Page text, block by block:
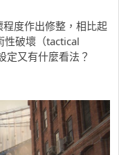
度作出修整，相比起
性破壞（tactical
定又有什麼看法？